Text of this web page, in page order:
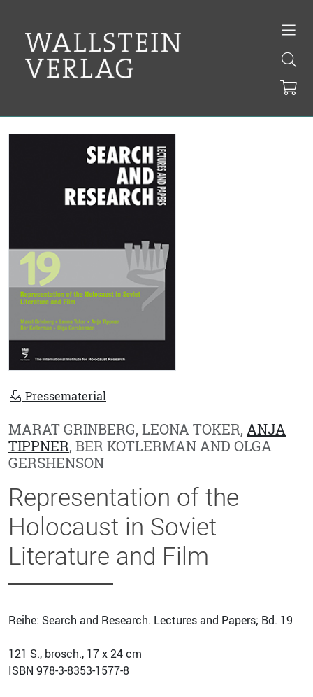
Pressematerial
MARAT GRINBERG, LEONA TOKER, ANJA
TIPPNER, BER KOTLERMAN AND OLGA
GERSHENSON
Representation of the
Holocaust in Soviet
Literature and Film
Reihe: Search and Research. Lectures and Papers; Bd. 19
121 S., brosch., 17 x 24 cm
ISBN 978-3-8353-1577-8